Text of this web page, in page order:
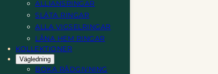
ALLIANSRINGAR
SLÄTA RINGAR
ALLA VIGSELRINGAR
LÅNA HEM RINGAR
KOLLEKTIONER
Vägledning
BOKA RÅDGIVNING